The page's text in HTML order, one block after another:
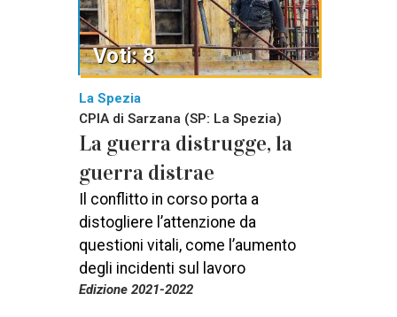
La Spezia
CPIA di Sarzana (SP: La Spezia)
La guerra distrugge, la
guerra distrae
Il conflitto in corso porta a
distogliere l’attenzione da
questioni vitali, come l’aumento
degli incidenti sul lavoro
Edizione 2021-2022
Voti: 8